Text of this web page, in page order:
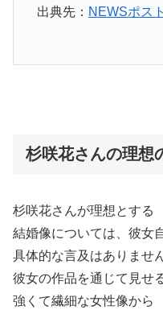
出典先： NEWSポス
杉咲花さんの理想
杉咲花さんが理想とする
結婚像については、彼女
具体的な言及はありませ
彼女の作品を通じて見せ
強くて繊細な女性像から